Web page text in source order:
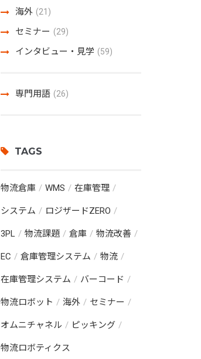
海外 (21)
セミナー (29)
インタビュー・見学 (59)
専門用語 (26)
TAGS
物流倉庫 WMS 在庫管理
システム ロジザードZERO
3PL 物流課題 倉庫 物流改善
EC 倉庫管理システム 物流
在庫管理システム バーコード
物流ロボット 海外 セミナー
オムニチャネル ピッキング
物流ロボティクス